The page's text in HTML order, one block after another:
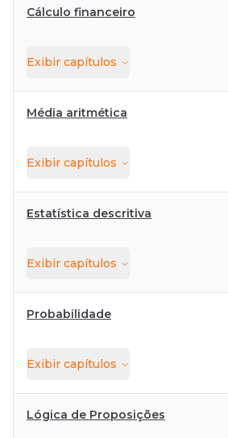
Cálculo financeiro
Exibir capítulos
Média aritmética
Exibir capítulos
Estatística descritiva
Exibir capítulos
Probabilidade
Exibir capítulos
Lógica de Proposições